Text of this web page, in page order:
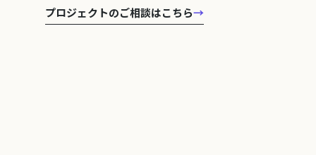
プロジェクトのご相談はこちら→